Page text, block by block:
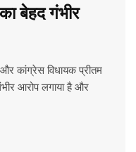
बेहद गंभीर
और कांग्रेस विधायक प्रीतम
आरोप लगाया है और